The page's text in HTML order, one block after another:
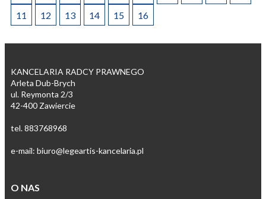
11
12 13 14 15 16
KANCELARIA RADCY PRAWNEGO
Arleta Dub-Brych
ul. Reymonta 2/3
42-400 Zawiercie
tel. 883768968
e-mail: biuro@legeartis-kancelaria.pl
O NAS